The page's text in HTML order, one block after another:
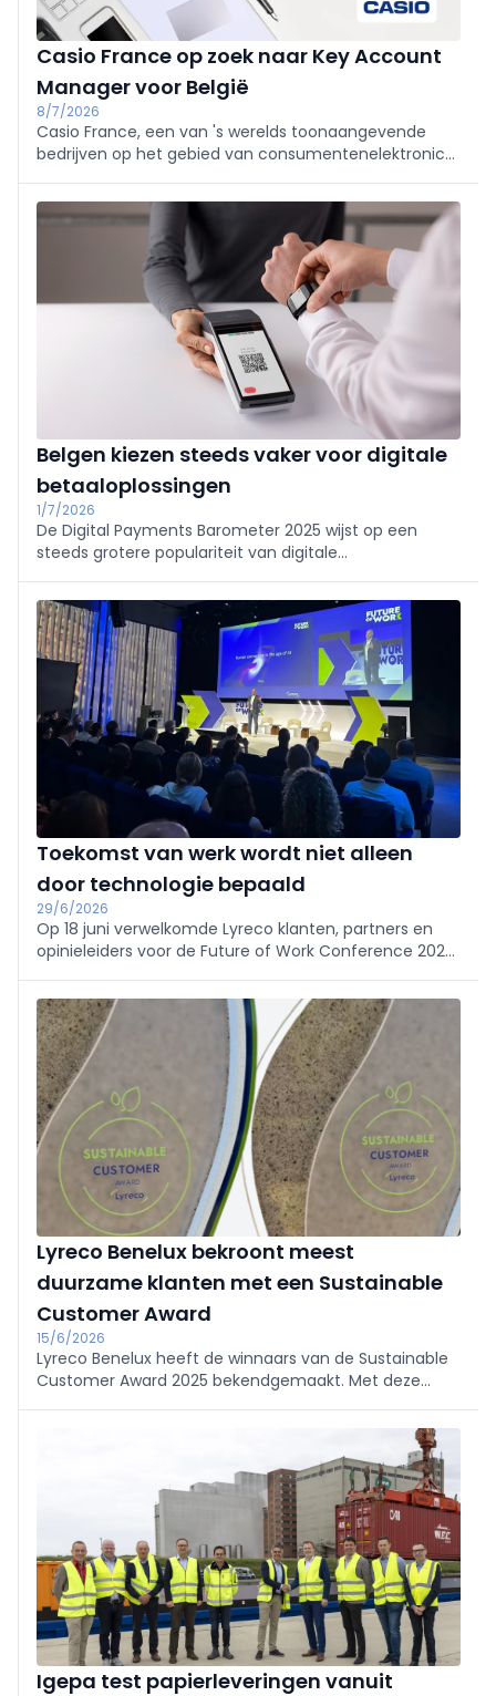
Casio France op zoek naar Key Account
Manager voor België
8/7/2026
Casio France, een van 's werelds toonaangevende
bedrijven op het gebied van consumentenelektronica,
M/V voor haar divisie 'Calculators'. De functie is
gebaseerd in de regio Brussel.
Belgen kiezen steeds vaker voor digitale
betaaloplossingen
1/7/2026
De Digital Payments Barometer 2025 wijst op een
steeds grotere populariteit van digitale
name via QR-codes, toenemen.
Toekomst van werk wordt niet alleen
door technologie bepaald
29/6/2026
Op 18 juni verwelkomde Lyreco klanten, partners en
opinieleiders voor de Future of Work Conference 2026,
belangrijkste vraagstukken waarmee organisaties en
bedrijven vandaag worden geconfronteerd.
Lyreco Benelux bekroont meest
duurzame klanten met een Sustainable
Customer Award
15/6/2026
Lyreco Benelux heeft de winnaars van de Sustainable
Customer Award 2025 bekendgemaakt. Met deze
duurzaamheid actief integreren in hun aankoopbeleid.
Meer dan veertig klanten namen deel aan deze editie,
waarvan twee organisaties zich in het bijzonder wisten
te onderscheiden.
Igepa test papierleveringen vanuit